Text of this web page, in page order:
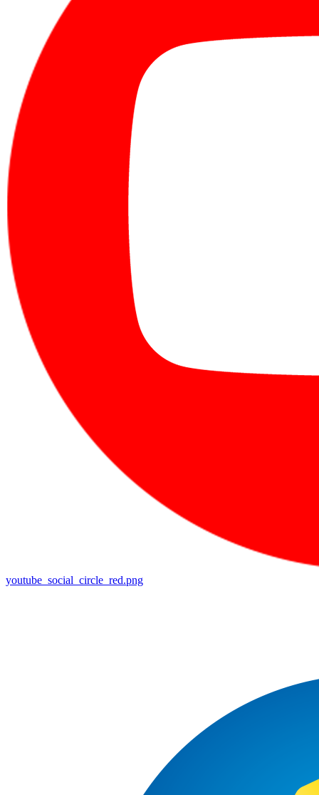
youtube_social_circle_red.png